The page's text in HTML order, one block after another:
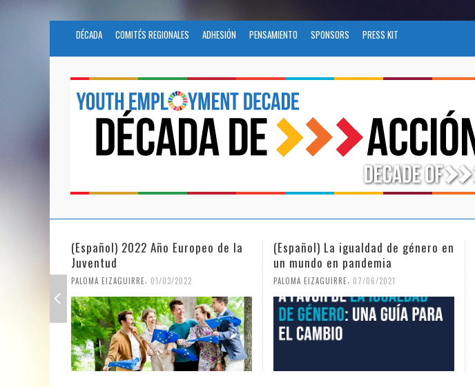
DÉCADA COMITÉS REGIONALES ADHESIÓN PENSAMIENTO SPONSORS PRESS KIT
(Español) 2022 Año Europeo de la
Juventud
PALOMA EIZAGUIRRE 01/03/2022
(Español) La igualdad de género en
un mundo en pandemia
PALOMA EIZAGUIRRE 07/06/2021